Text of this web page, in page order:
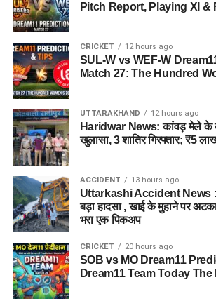
Pitch Report, Playing XI &
CRICKET 12 hours ago
SUL-W vs WEF-W
Match 27: The Hundred
UTTARAKHAND 12 hours ago
Haridwar News: कांवड़ मेले के
खुलासा, 3 शातिर गिरफ्तार; ₹5
ACCIDENT 13 hours ago
Uttarkashi Accident News :
बड़ा हादसा , खाई के मुहाने पर
भरा एक पिकअप
CRICKET 20 hours ago
SOB vs MO Dream11
Dream11 Team Today